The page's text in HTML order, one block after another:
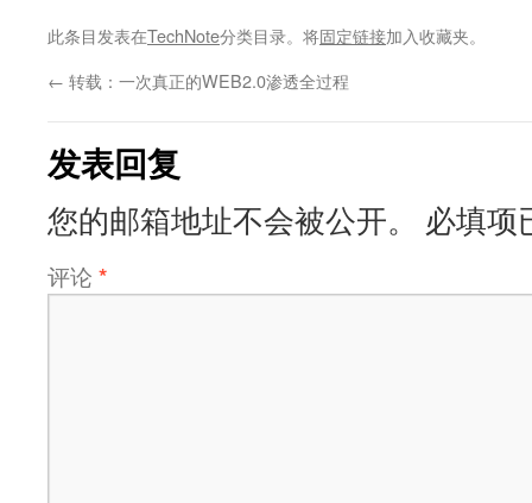
此条目发表在TechNote分类目录。将固定链接加入收藏夹。
← 转载：一次真正的WEB2.0渗透全过程
发表回复
您的邮箱地址不会被公开。 必填项
评论 *